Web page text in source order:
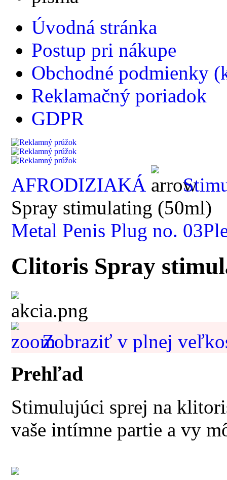
Úvodná stránka
Postup pri nákupe
Obchodné podmienky
Reklamačný poriadok
GDPR
AFRODIZIAKÁ
Spray stimulating (50ml)
Metal Penis Plug no. 03
Clitoris Spray
Zobraziť v plnej
Prehľad
Stimulujúci sprej na
vaše intímne partie a vy